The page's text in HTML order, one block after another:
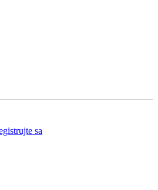
sa